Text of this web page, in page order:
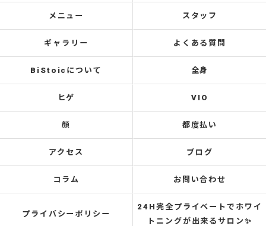
メニュー スタッフ
ギャラリー よくある質問
BiStoicについて 全身
ヒゲ VIO
顔 都度払い
アクセス ブログ
コラム お問い合わせ
プライバシーポリシー
24H完全プライベートでホワイ
トニングが出来るサロン✨